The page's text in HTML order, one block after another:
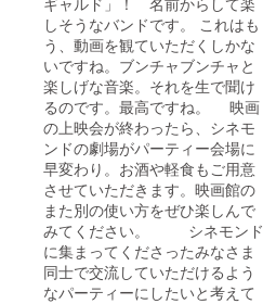
しそうなバンドです。 これはも
う、動画を観ていただくしかな
いですね。ブンチャブンチャと
楽しげな音楽。それを生で聞け
るのです。最高ですね。 映画
の上映会が終わったら、シネモ
ンドの劇場がパーティー会場に
早変わり。お酒や軽食もご用意
させていただきます。映画館の
また別の使い方をぜひ楽しんで
みてください。 シネモンド
に集まってくださったみなさま
同士で交流していただけるよう
なパーティーにしたいと考えて